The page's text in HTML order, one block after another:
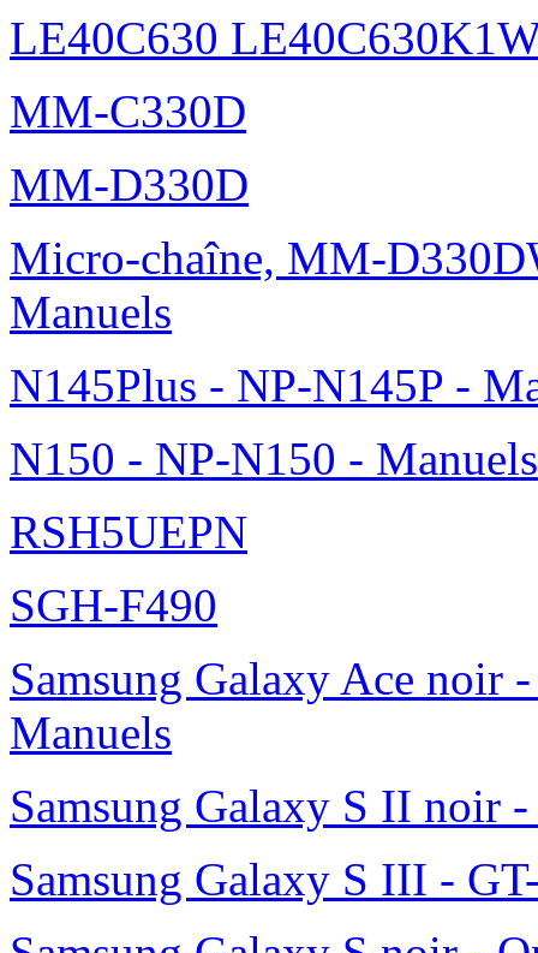
LE40C630
MM-C330D
MM-D330D
Micro-chaîne, MM-
Manuels
N145Plus - NP-N145P -
N150 - NP-N150 - Manuels
RSH5UEPN
SGH-F490
Samsung Galaxy Ace noir
Manuels
Samsung Galaxy S II noir
Samsung Galaxy S III -